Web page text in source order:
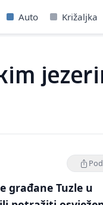
Auto Križaljka
građane Tuzle u